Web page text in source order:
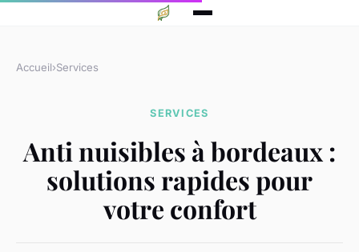
Accueil›Services
SERVICES
Anti nuisibles à bordeaux :
solutions rapides pour
votre confort